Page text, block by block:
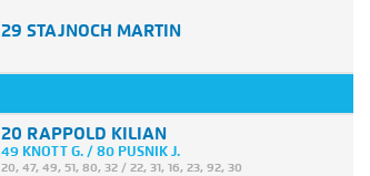
29 STAJNOCH MARTIN
20 RAPPOLD KILIAN
49 KNOTT G. / 80 PUSNIK J.
20, 47, 49, 51, 80, 32 / 22, 31, 16, 23, 92, 30